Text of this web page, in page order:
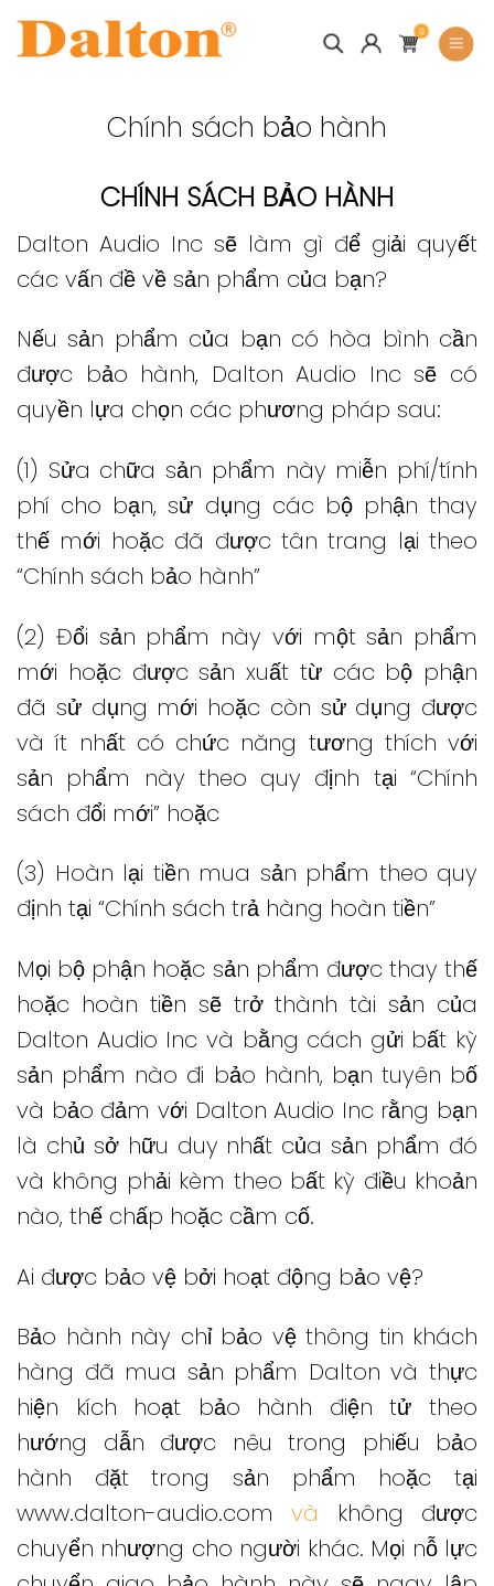
Skip
0
Chính sách bảo hành
CHÍNH SÁCH BẢO HÀNH
Dalton Audio Inc sẽ làm gì để giải quyết
các vấn đề về sản phẩm của bạn?
Nếu sản phẩm của bạn có hòa bình cần
được bảo hành, Dalton Audio Inc sẽ có
quyền lựa chọn các phương pháp sau:
(1) Sửa chữa sản phẩm này miễn phí/tính
phí cho bạn, sử dụng các bộ phận thay
thế mới hoặc đã được tân trang lại theo
“Chính sách bảo hành”
(2) Đổi sản phẩm này với một sản phẩm
mới hoặc được sản xuất từ ​​các bộ phận
đã sử dụng mới hoặc còn sử dụng được
và ít nhất có chức năng tương thích với
sản phẩm này theo quy định tại “Chính
sách đổi mới” hoặc
(3) Hoàn lại tiền mua sản phẩm theo quy
định tại “Chính sách trả hàng hoàn tiền”
Mọi bộ phận hoặc sản phẩm được thay thế
hoặc hoàn tiền sẽ trở thành tài sản của
Dalton Audio Inc và bằng cách gửi bất kỳ
sản phẩm nào đi bảo hành, bạn tuyên bố
và bảo đảm với Dalton Audio Inc rằng bạn
là chủ sở hữu duy nhất của sản phẩm đó
và không phải kèm theo bất kỳ điều khoản
nào, thế chấp hoặc cầm cố.
Ai được bảo vệ bởi hoạt động bảo vệ?
Bảo hành này chỉ bảo vệ thông tin khách
hàng đã mua sản phẩm Dalton và thực
hiện kích hoạt bảo hành điện tử theo
hướng dẫn được nêu trong phiếu bảo
hành đặt trong sản phẩm hoặc tại
www.dalton-audio.comvà không được
chuyển nhượng cho người khác. Mọi nỗ lực